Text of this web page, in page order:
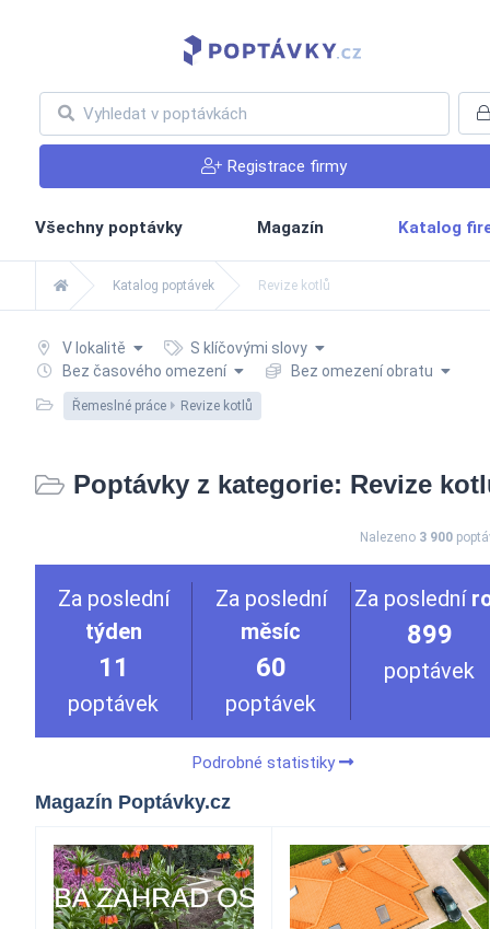
Registrace firmy
Všechny poptávky Magazín Katalog
Katalog poptávek Revize kotlů
V lokalitě
S klíčovými slovy
Bez časového omezení
Bez omezení obratu
Řemeslné práce Revize kotlů
Poptávky z kategorie: Revize
Nalezeno 3 900
Za poslední
týden
11
poptávek
Za poslední
měsíc
60
poptávek
Za poslední
899
poptávek
Podrobné statistiky
Magazín Poptávky.cz